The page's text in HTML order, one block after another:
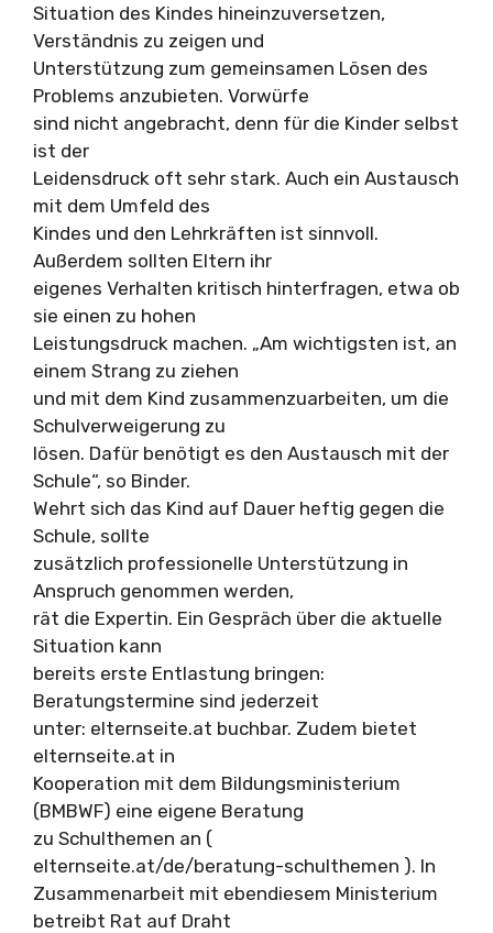
Situation des Kindes hineinzuversetzen,
Verständnis zu zeigen und
Unterstützung zum gemeinsamen Lösen des
Problems anzubieten. Vorwürfe
sind nicht angebracht, denn für die Kinder selbst
ist der
Leidensdruck oft sehr stark. Auch ein Austausch
mit dem Umfeld des
Kindes und den Lehrkräften ist sinnvoll.
Außerdem sollten Eltern ihr
eigenes Verhalten kritisch hinterfragen, etwa ob
sie einen zu hohen
Leistungsdruck machen. „Am wichtigsten ist, an
einem Strang zu ziehen
und mit dem Kind zusammenzuarbeiten, um die
Schulverweigerung zu
lösen. Dafür benötigt es den Austausch mit der
Schule“, so Binder.
Wehrt sich das Kind auf Dauer heftig gegen die
Schule, sollte
zusätzlich professionelle Unterstützung in
Anspruch genommen werden,
rät die Expertin. Ein Gespräch über die aktuelle
Situation kann
bereits erste Entlastung bringen:
Beratungstermine sind jederzeit
unter: elternseite.at buchbar. Zudem bietet
elternseite.at in
Kooperation mit dem Bildungsministerium
(BMBWF) eine eigene Beratung
zu Schulthemen an (
elternseite.at/de/beratung-schulthemen ). In
Zusammenarbeit mit ebendiesem Ministerium
betreibt Rat auf Draht